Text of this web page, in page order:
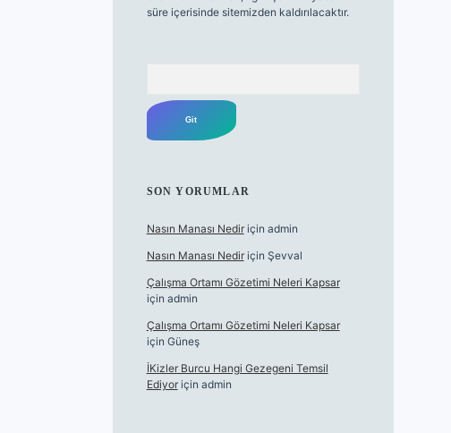
süre içerisinde sitemizden kaldırılacaktır.
SON YORUMLAR
Nasın Manası Nediriçin admin
Nasın Manası Nediriçin Şevval
Çalışma Ortamı Gözetimi Neleri Kapsar
için admin
Çalışma Ortamı Gözetimi Neleri Kapsar
için Güneş
İKizler Burcu Hangi Gezegeni Temsil
Ediyoriçin admin